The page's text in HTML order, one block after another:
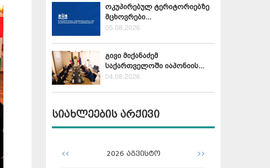
ოკუპირებულ ტერიტორიებზე
მცხოვრები...
05.08.2026
გივი მიქანაძემ
საქართველოში იაპონიის...
04.08.2026
სიახლეების არქივი
<< 2026 აგვისტო >>